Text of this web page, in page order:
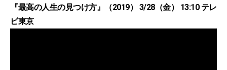
『最高の人生の見つけ方』（2019） 3/28（金） 13:10 テレ
ビ東京